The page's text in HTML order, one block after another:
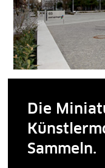
Die
Sammeln.